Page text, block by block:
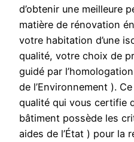
d’obtenir une meilleure
matière de rénovation
votre habitation d’une
qualité, votre choix de
guidé par
de l’Environnement ).
qualité qui vous certifie
bâtiment possède les
aides de l’État ) pour la